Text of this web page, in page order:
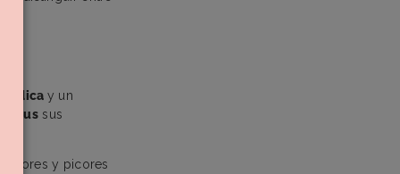
y un
virus sus
y picores